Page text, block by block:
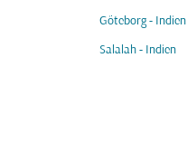
Göteborg - Indien
Salalah - Indien